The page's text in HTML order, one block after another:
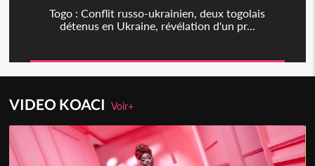
Togo : Conflit russo-ukrainien, deux togolais
détenus en Ukraine, révélation d'un pr...
VIDEO KOACIVoir+